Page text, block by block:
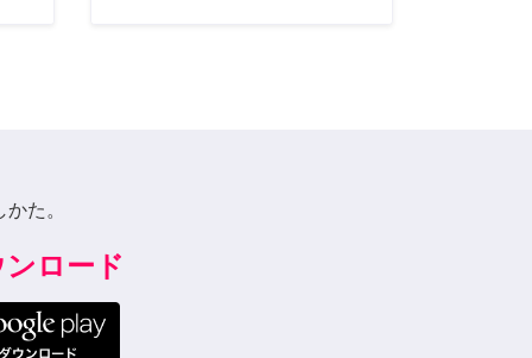
た。
ロード